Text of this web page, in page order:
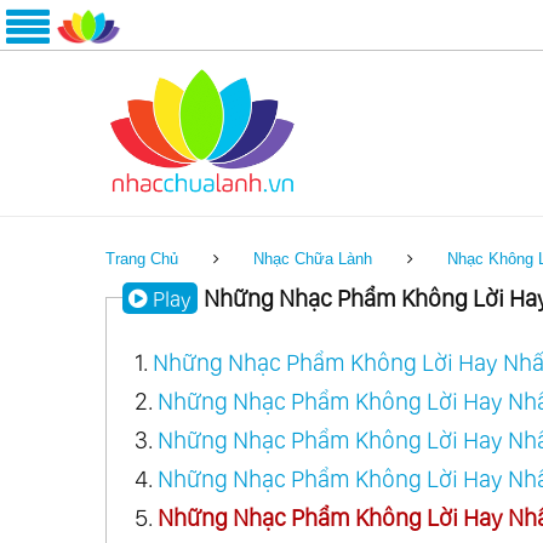
Trang Chủ Nhạc Chữa Lành Nhạc Không
Play Những Nhạc Phẩm Không Lời
1. Những Nhạc Phẩm Không Lời Hay
2. Những Nhạc Phẩm Không Lời Hay
3. Những Nhạc Phẩm Không Lời Hay
4. Những Nhạc Phẩm Không Lời Hay
5. Những Nhạc Phẩm Không Lời Hay